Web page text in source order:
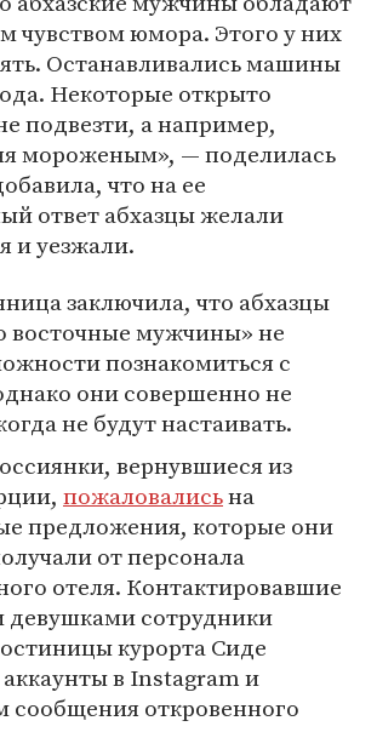
чувством юмора. Этого у них
Останавливались машины
Некоторые открыто
подвезти, а например,
мороженым», — поделилась
что на ее
ответ абхазцы желали
и уезжали.
заключила, что абхазцы
восточные мужчины» не
познакомиться с
они совершенно не
не будут настаивать.
вернувшиеся из
пожаловалисьна
предложения, которые они
от персонала
отеля. Контактировавшие
девушками сотрудники
курорта Сиде
в Instagram и
сообщения откровенного